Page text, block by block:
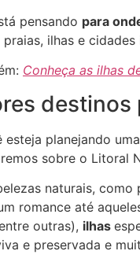
pensando para
praias, ilhas e
Conheça as ilhas
destinos
esteja planejando
sobre o Litoral
naturais,
romance até
outras), ilhas
e preservada e